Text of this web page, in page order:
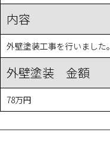
内容
外壁塗装工事を行いました。
外壁塗装 金額
78万円